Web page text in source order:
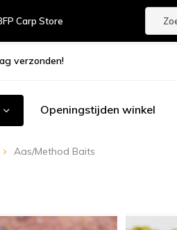
Carp Store
verzonden!
Openingstijden winkel
Aas/Method Baits